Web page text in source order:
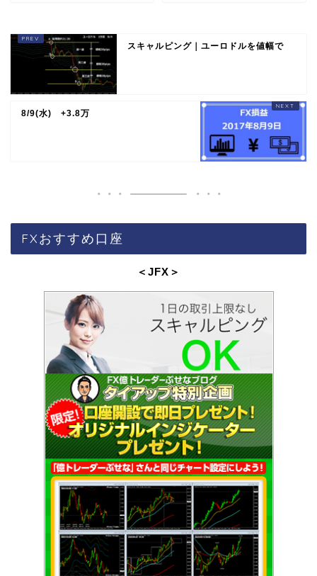
スキャルピング｜ユーロドルを値幅で
8/9(水) +3.8万
FXおすすめ口座
＜JFX ＞